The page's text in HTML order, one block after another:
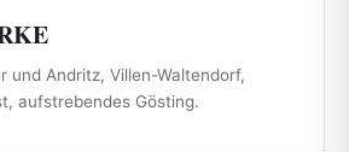
und Andritz, Villen-Waltendorf,
aufstrebendes Gösting.